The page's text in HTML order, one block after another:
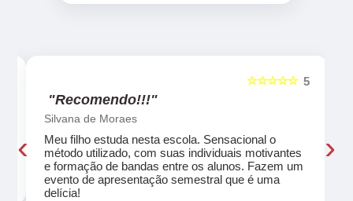
5
☆☆☆☆☆
"Recomendo!!!"
Silvana de Moraes
Meu filho estuda nesta escola. Sensacional o
método utilizado, com suas individuais motivantes
e formação de bandas entre os alunos. Fazem um
evento de apresentação semestral que é uma
delícia!
‹ ›